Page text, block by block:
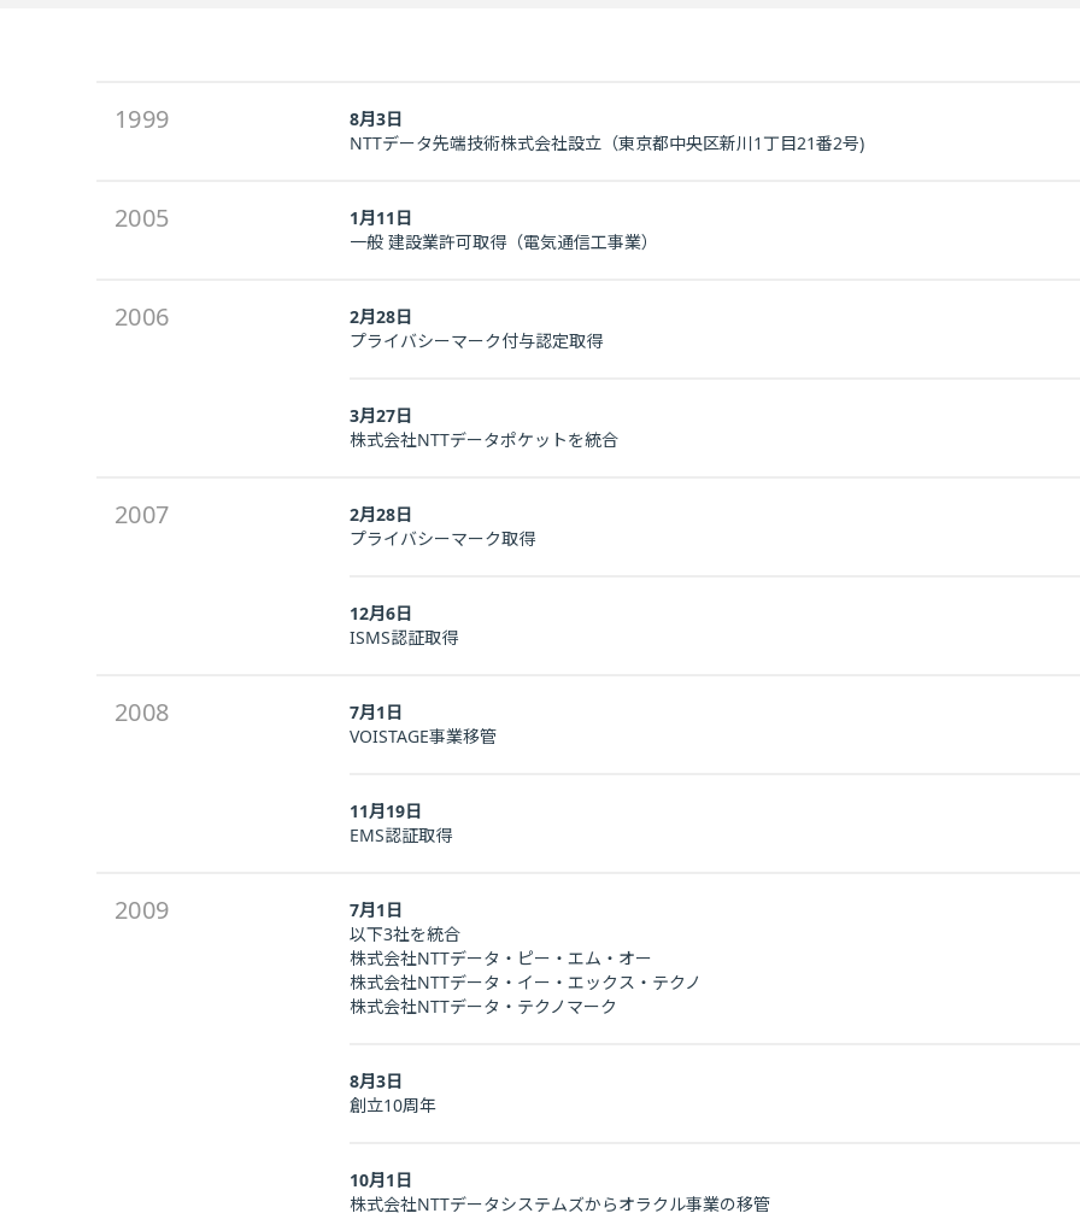
1999
8月3日
NTTデータ先端技術株式会社設立（東京都中央区新川1丁目21番2号)
2005
1月11日
一般 建設業許可取得（電気通信工事業）
2006
2月28日
プライバシーマーク付与認定取得
3月27日
株式会社NTTデータポケットを統合
2007
2月28日
プライバシーマーク取得
12月6日
ISMS認証取得
2008
7月1日
VOISTAGE事業移管
11月19日
EMS認証取得
2009
7月1日
以下3社を統合
株式会社NTTデータ・ピー・エム・オー
株式会社NTTデータ・イー・エックス・テクノ
株式会社NTTデータ・テクノマーク
8月3日
創立10周年
10月1日
株式会社NTTデータシステムズからオラクル事業の移管